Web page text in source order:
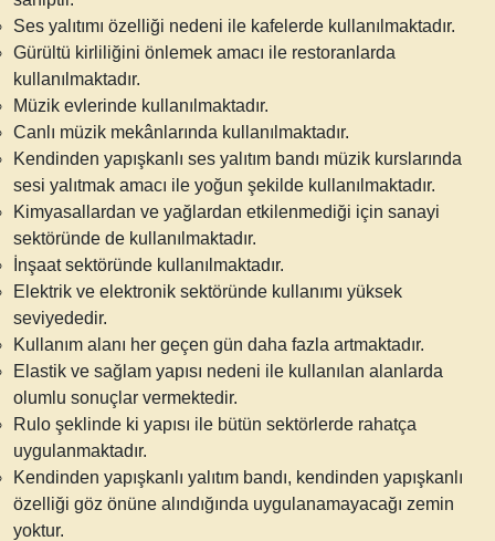
Ses yalıtımı özelliği nedeni ile kafelerde kullanılmaktadır.
Gürültü kirliliğini önlemek amacı ile restoranlarda
kullanılmaktadır.
Müzik evlerinde kullanılmaktadır.
Canlı müzik mekânlarında kullanılmaktadır.
Kendinden yapışkanlı ses yalıtım bandı müzik kurslarında
sesi yalıtmak amacı ile yoğun şekilde kullanılmaktadır.
Kimyasallardan ve yağlardan etkilenmediği için sanayi
sektöründe de kullanılmaktadır.
İnşaat sektöründe kullanılmaktadır.
Elektrik ve elektronik sektöründe kullanımı yüksek
seviyededir.
Kullanım alanı her geçen gün daha fazla artmaktadır.
Elastik ve sağlam yapısı nedeni ile kullanılan alanlarda
olumlu sonuçlar vermektedir.
Rulo şeklinde ki yapısı ile bütün sektörlerde rahatça
uygulanmaktadır.
Kendinden yapışkanlı yalıtım bandı, kendinden yapışkanlı
özelliği göz önüne alındığında uygulanamayacağı zemin
yoktur.